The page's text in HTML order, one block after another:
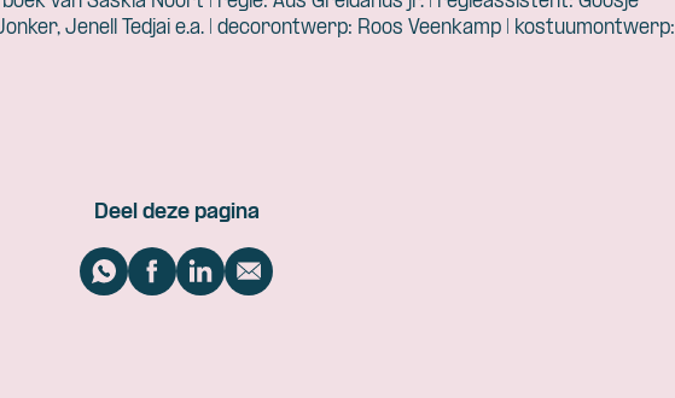
Jenell Tedjai e.a. | decorontwerp: Roos Veenkamp | kostuumontwerp:
Deel deze pagina